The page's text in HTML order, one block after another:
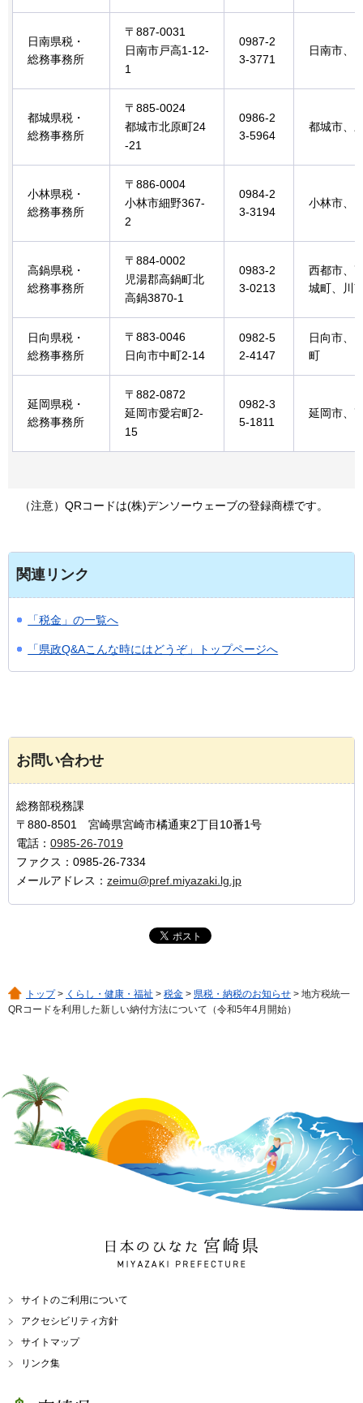
日南県税・
総務事務所
〒887-0031
日南市戸高1-12-
1
0987-2
3-3771
日南市、
都城県税・
総務事務所
〒885-0024
都城市北原町24
-21
0986-2
3-5964
都城市、
小林県税・
総務事務所
〒886-0004
小林市細野367-
2
0984-2
3-3194
小林市、
高鍋県税・
総務事務所
〒884-0002
児湯郡高鍋町北
高鍋3870-1
0983-2
3-0213
西都市、
城町、川
日向県税・
総務事務所
〒883-0046
日向市中町2-14
0982-5
2-4147
日向市、
町
延岡県税・
総務事務所
〒882-0872
延岡市愛宕町2-
15
0982-3
5-1811
延岡市、
（注意）QRコードは(株)デンソーウェーブの登録商標です。
関連リンク
「税金」の一覧へ
「県政Q&Aこんな時にはどうぞ」トップページへ
お問い合わせ
総務部税務課
〒880-8501 宮崎県宮崎市橘通東2丁目10番1号
電話： 0985-26-7019
ファクス：0985-26-7334
メールアドレス： zeimu@pref.miyazaki.lg.jp
トップ> くらし・健康・福祉 > 税金 > 県税・納税のお知らせ > 地方税統一
QRコードを利用した新しい納付方法について（令和5年4月開始）
日本のひなた 宮崎県
MIYAZAKI PREFECTURE
サイトのご利用について
アクセシビリティ方針
サイトマップ
リンク集